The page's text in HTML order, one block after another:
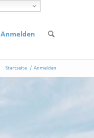
Anmelden
Startseite / Anmelden